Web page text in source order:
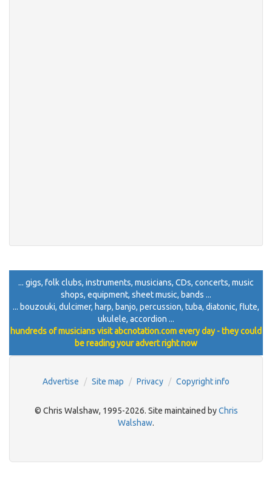
... gigs, folk clubs, instruments, musicians, CDs, concerts, music
shops, equipment, sheet music, bands ...
... bouzouki, dulcimer, harp, banjo, percussion, tuba, diatonic, flute,
ukulele, accordion ...
hundreds of musicians visit abcnotation.com every day - they could
be reading your advert right now
Advertise Site map Privacy Copyright info
© Chris Walshaw, 1995-2026. Site maintained byChris
Walshaw.